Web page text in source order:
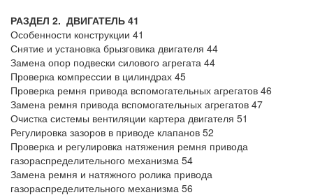
РАЗДЕЛ 2. ДВИГАТЕЛЬ 41
Особенности конструкции 41
Снятие и установка брызговика двигателя 44
Замена опор подвески силового агрегата 44
Проверка компрессии в цилиндрах 45
Проверка ремня привода вспомогательных агрегатов 46
Замена ремня привода вспомогательных агрегатов 47
Очистка системы вентиляции картера двигателя 51
Регулировка зазоров в приводе клапанов 52
Проверка и регулировка натяжения ремня привода
газораспределительного механизма 54
Замена ремня и натяжного ролика привода
газораспределительного механизма 56